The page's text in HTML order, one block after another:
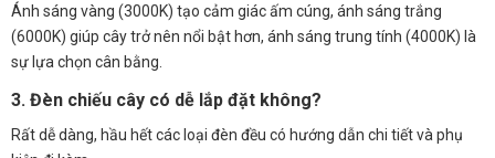
Ánh sáng vàng (3000K) tạo cảm giác ấm cúng, ánh sáng trắng
(6000K) giúp cây trở nên nổi bật hơn, ánh sáng trung tính (4000K) là
sự lựa chọn cân bằng.
3. Đèn chiếu cây có dễ lắp đặt không?
Rất dễ dàng, hầu hết các loại đèn đều có hướng dẫn chi tiết và phụ